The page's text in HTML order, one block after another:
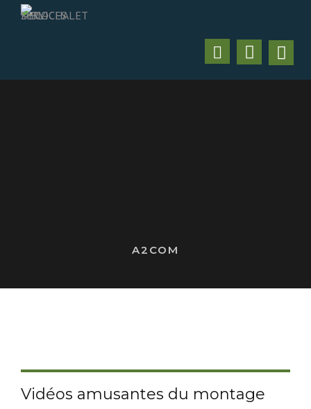
A2COM
Vidéos amusantes du montage